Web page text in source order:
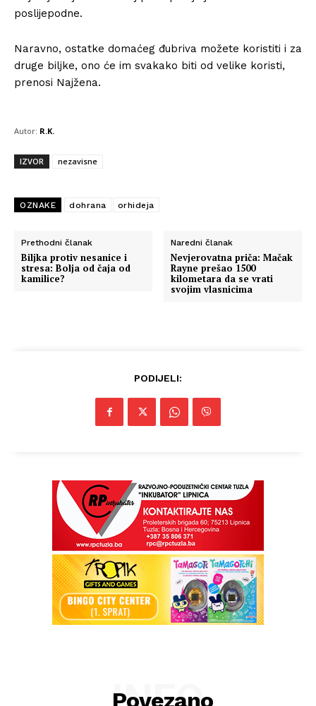
poslijepodne.
Naravno, ostatke domaćeg đubriva možete koristiti i za
druge biljke, ono će im svakako biti od velike koristi,
prenosi Najžena.
Autor: R.K.
IZVOR nezavisne
OZNAKE dohrana orhideja
Prethodni članak
Biljka protiv nesanice i
stresa: Bolja od čaja od
kamilice?
Naredni članak
Nevjerovatna priča: Mačak
Rayne prešao 1500
kilometara da se vrati
svojim vlasnicima
PODIJELI:
Povezano